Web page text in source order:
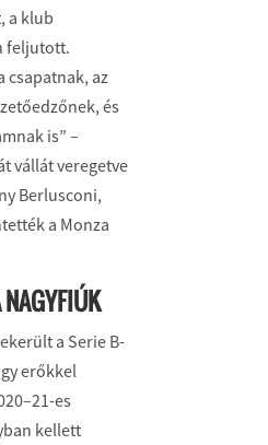
a klub
feljutott.
csapatnak, az
és
is” –
vállát veregetve
Berlusconi,
a Monza
NAGYFIÚK
a Serie B-
erőkkel
es
kellett